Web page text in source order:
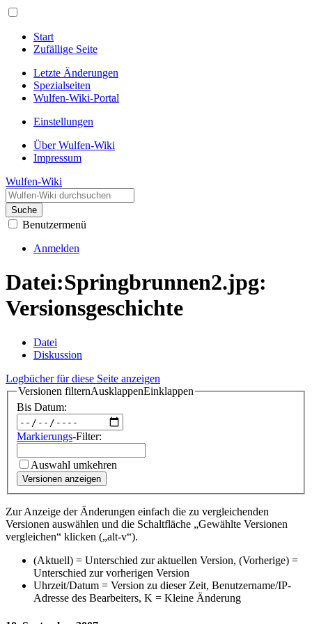
Start
Zufällige Seite
Letzte Änderungen
Spezialseiten
Wulfen-Wiki-Portal
Einstellungen
Über Wulfen-Wiki
Impressum
Wulfen-Wiki
Suche
Benutzermenü
Anmelden
Datei:Springbrunnen2.jpg:
Versionsgeschichte
Datei
Diskussion
Logbücher für diese Seite anzeigen
Versionen filternAusklappenEinklappen
Bis Datum:
Markierungs-Filter:
Auswahl umkehren
Versionen anzeigen
Zur Anzeige der Änderungen einfach die zu vergleichenden
Versionen auswählen und die Schaltfläche „Gewählte Versionen
vergleichen“ klicken („alt-v“).
(Aktuell) = Unterschied zur aktuellen Version, (Vorherige) =
Unterschied zur vorherigen Version
Uhrzeit/Datum = Version zu dieser Zeit, Benutzername/IP-
Adresse des Bearbeiters, K = Kleine Änderung